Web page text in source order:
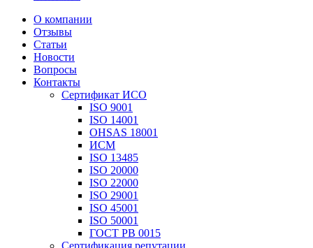
О компании
Отзывы
Статьи
Новости
Вопросы
Контакты
Сертификат ИСО
ISO 9001
ISO 14001
OHSAS 18001
ИСМ
ISO 13485
ISO 20000
ISO 22000
ISO 29001
ISO 45001
ISO 50001
ГОСТ РВ 0015
Сертификация репутации